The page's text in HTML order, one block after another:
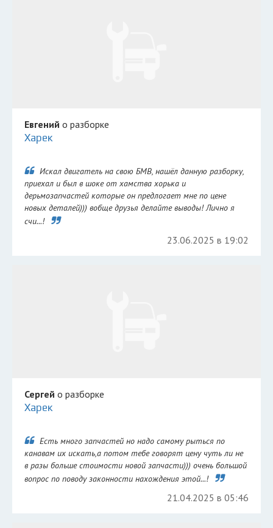
Евгений о разборке
Харек
Искал двигатель на свою БМВ, нашёл данную разборку,
приехал и был в шоке от хамства хорька и
дерьмозапчастей которые он предлогает мне по цене
новых деталей))) вобще друзья делайте выводы! Лично я
счи...!
23.06.2025 в 19:02
Сергей о разборке
Харек
Есть много запчастей но надо самому рыться по
канавам их искать,а потом тебе говорят цену чуть ли не
в разы больше стоимости новой запчасти))) очень большой
вопрос по поводу законности нахождения этой...!
21.04.2025 в 05:46